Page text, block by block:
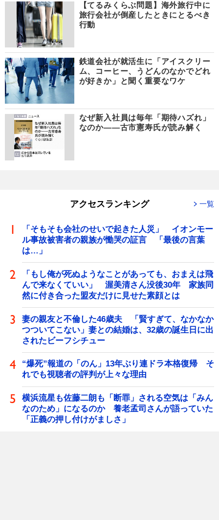
【てるみくらぶ問題】海外旅行中に
旅行会社が倒産したときにとるべき
行動
鉄道会社が就活生に「アイスクリー
ム、コーヒー、うどんのなかでどれ
が好きか」と聞く重要なワケ
なぜ新入社員は毎年「期待ハズれ」
なのか――古市憲寿氏が読み解く
アクセスランキング 一覧
「そもそも会社のせいで起きた人災」 イオンモー
ル事故被害者の親族が慟哭の証言 「最後の言葉
は…」
「もし俺が死ぬようなことがあっても、おまえは飛
んで来なくていい」 渥美清さん没後30年 家族同
然に付き合った盟友だけに見せた素顔とは
妻の親友と不倫した46歳夫 「賢すぎて、なかなか
つついてこない」妻との結婚は、32歳の誕生日に出
されたビーフシチュー
“爆死”報道の「のん」13年ぶり連ドラ本格復帰 そ
れでも視聴者の評判が上々な理由
横浜流星も佐藤二朗も「断罪」される空気は「みん
なのため」になるのか 養老孟司さんが語っていた
「正義の押し付けがましさ」